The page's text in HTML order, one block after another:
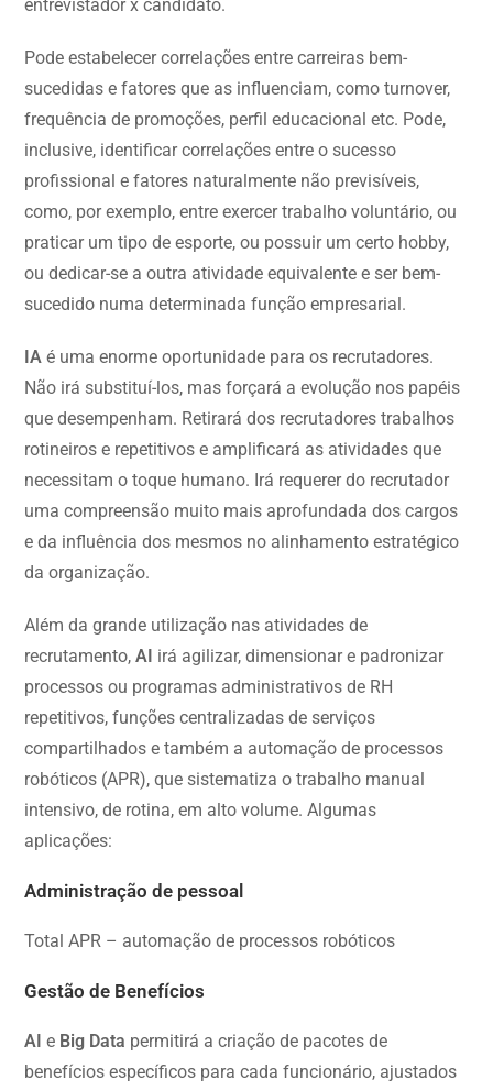
entrevistador x candidato.
Pode estabelecer correlações entre carreiras bem-
sucedidas e fatores que as influenciam, como turnover,
frequência de promoções, perfil educacional etc. Pode,
inclusive, identificar correlações entre o sucesso
profissional e fatores naturalmente não previsíveis,
como, por exemplo, entre exercer trabalho voluntário, ou
praticar um tipo de esporte, ou possuir um certo hobby,
ou dedicar-se a outra atividade equivalente e ser bem-
sucedido numa determinada função empresarial.
IA é uma enorme oportunidade para os recrutadores.
Não irá substituí-los, mas forçará a evolução nos papéis
que desempenham. Retirará dos recrutadores trabalhos
rotineiros e repetitivos e amplificará as atividades que
necessitam o toque humano. Irá requerer do recrutador
uma compreensão muito mais aprofundada dos cargos
e da influência dos mesmos no alinhamento estratégico
da organização.
Além da grande utilização nas atividades de
recrutamento,AI irá agilizar, dimensionar e padronizar
processos ou programas administrativos de RH
repetitivos, funções centralizadas de serviços
compartilhados e também a automação de processos
robóticos (APR), que sistematiza o trabalho manual
intensivo, de rotina, em alto volume. Algumas
aplicações:
Administração de pessoal
Total APR – automação de processos robóticos
Gestão de Benefícios
AIe Big Data permitirá a criação de pacotes de
benefícios específicos para cada funcionário, ajustados